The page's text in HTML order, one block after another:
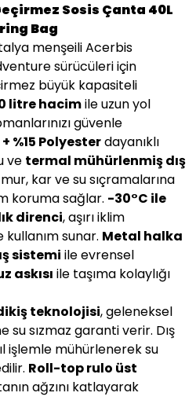
Sosis Çanta 40L
Bag
menşeili Acerbis
sürücüleri için
büyük kapasiteli
litre hacimile uzun yol
güvenle
+ %15 Polyesterdayanıklı
ve termal mühürlenmiş dış
kar ve su sıçramalarına
koruma sağlar. -30°C ile
direnci, aşırı iklim
kullanım sunar. Metal halka
sistemi ile evrensel
askısı ile taşıma kolaylığı
teknolojisi, geleneksel
su sızmaz garanti verir. Dış
işlemle mühürlenerek su
Roll-top rulo üst
ağzını katlayarak